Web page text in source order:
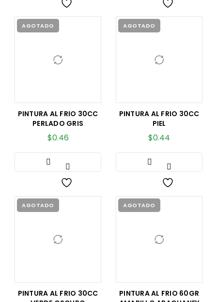
AGOTADO
PINTURA AL FRIO 30CC
PERLADO GRIS
$0.46
AGOTADO
PINTURA AL FRIO 30CC
PIEL
$0.44
AGOTADO
PINTURA AL FRIO 30CC
AGOTADO
PINTURA AL FRIO 60GR